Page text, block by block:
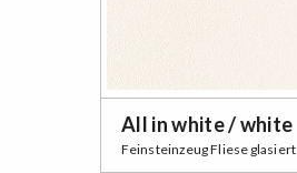
All in white / white
Feinsteinzeug Fliese glasiert